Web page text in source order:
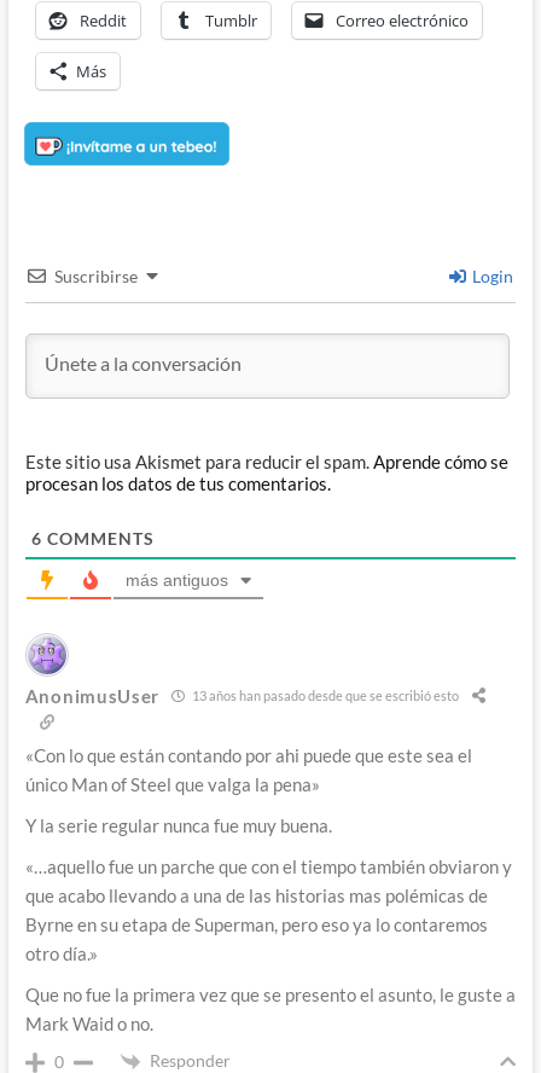
Reddit Tumblr Correo electrónico
Más
Suscribirse Login
Este sitio usa Akismet para reducir el spam.Aprende cómo se
procesan los datos de tus comentarios.
6 COMMENTS
más antiguos
AnonimusUser 13 años han pasado desde que se escribió esto
«Con lo que están contando por ahi puede que este sea el
único Man of Steel que valga la pena»
Y la serie regular nunca fue muy buena.
«…aquello fue un parche que con el tiempo también obviaron y
que acabo llevando a una de las historias mas polémicas de
Byrne en su etapa de Superman, pero eso ya lo contaremos
otro día.»
Que no fue la primera vez que se presento el asunto, le guste a
Mark Waid o no.
0 Responder